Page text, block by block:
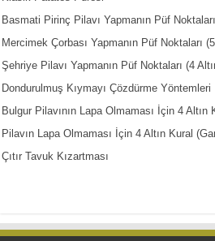
Basmati Pirinç Pilavı Yapmanın Püf
Mercimek Çorbası Yapmanın Püf Noktaları
Şehriye Pilavı Yapmanın Püf Noktaları (4
Dondurulmuş Kıymayı Çözdürme Yöntemleri
Bulgur Pilavının Lapa Olmaması İçin 4 Altın
Pilavın Lapa Olmaması İçin 4 Altın Kural
Çıtır Tavuk Kızartması